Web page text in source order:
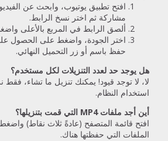
افتح تطبيق يوتيوب، وابحث عن
مشاركة ثم اختر نسخ الرابط.
ألصق الرابط في المربع بالأعلى
اختر الجودة، واضغط على الحصول
حفظ باسم أو زر التحميل النهائي.
هل يوجد حد لعدد التنزيلات لكل مستخدم؟
لا، لا توجد قيود! يمكنك تنزيل ما تشاء،
استخدام النظام.
أين أجد ملفات MP4 التي قمت بتنزيلها؟
افتح قائمة المتصفح (عادةً ثلاث نقاط)
الملفات التي حفظتها هناك.